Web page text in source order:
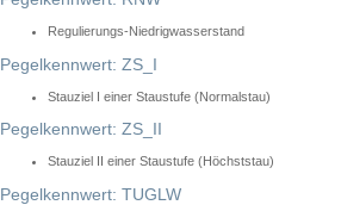
Regulierungs-Niedrigwasserstand
Pegelkennwert: ZS_I
Stauziel I einer Staustufe (Normalstau)
Pegelkennwert: ZS_II
Stauziel II einer Staustufe (Höchststau)
Pegelkennwert: TUGLW